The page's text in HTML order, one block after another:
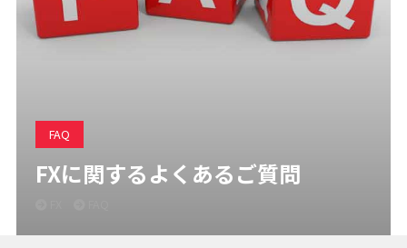
FAQ
FXに関するよくあるご質問